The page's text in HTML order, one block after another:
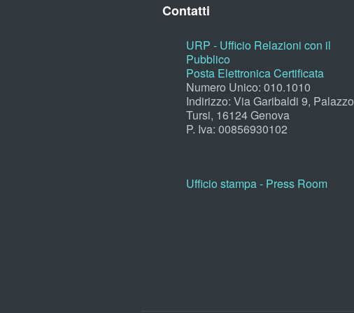
Contatti
URP - Ufficio Relazioni con il
Pubblico
Posta Elettronica Certificata
Numero Unico: 010.1010
Indirizzo: Via Garibaldi 9, Palazzo
Tursi, 16124 Genova
P. Iva: 00856930102
Ufficio stampa - Press Room